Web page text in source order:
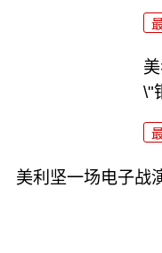
\"
美利坚一场电子战